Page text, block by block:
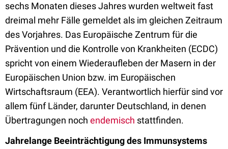
sechs Monaten dieses Jahres wurden weltweit fast
dreimal mehr Fälle gemeldet als im gleichen Zeitraum
des Vorjahres. Das Europäische Zentrum für die
Prävention und die Kontrolle von Krankheiten (ECDC)
spricht von einem Wiederaufleben der Masern in der
Europäischen Union bzw. im Europäischen
Wirtschaftsraum (EEA). Verantwortlich hierfür sind vor
allem fünf Länder, darunter Deutschland, in denen
Übertragungen noch endemisch stattfinden.
Jahrelange Beeinträchtigung des Immunsystems